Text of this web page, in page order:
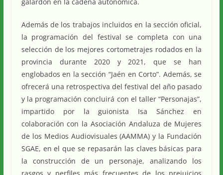
Además de los trabajos incluidos en la sección oficial,
la programación del festival se completa con una
selección de los mejores cortometrajes rodados en la
provincia durante 2020 y 2021, que se han
englobados en la sección “Jaén en Corto”. Además, se
ofrecerá una retrospectiva del festival del año pasado
y la programación concluirá con el taller “Personajas”,
impartido por la guionista Isa Sánchez en
colaboración con la Asociación Andaluza de Mujeres
de los Medios Audiovisuales (AAMMA) y la Fundación
SGAE, en el que se repasarán las claves básicas para
la construcción de un personaje, analizando los